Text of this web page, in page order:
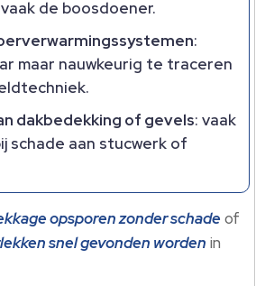
de boosdoener.​
:
maar nauwkeurig te traceren
dakbedekking of gevels: vaak
schade aan stucwerk of
opsporen zonder schade of
snel gevonden worden in